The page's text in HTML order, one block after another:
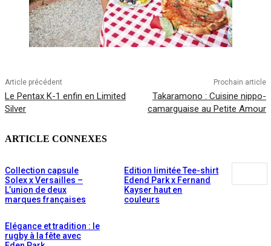
Article précédent
Le Pentax K-1 enfin en Limited
Silver
Prochain article
Takaramono : Cuisine nippo-
camarguaise au Petite Amour
ARTICLE CONNEXES
Collection capsule
Solex x Versailles –
L’union de deux
marques françaises
Edition limitée Tee-shirt
Edend Park x Fernand
Kayser haut en
couleurs
Elégance et tradition : le
rugby à la fête avec